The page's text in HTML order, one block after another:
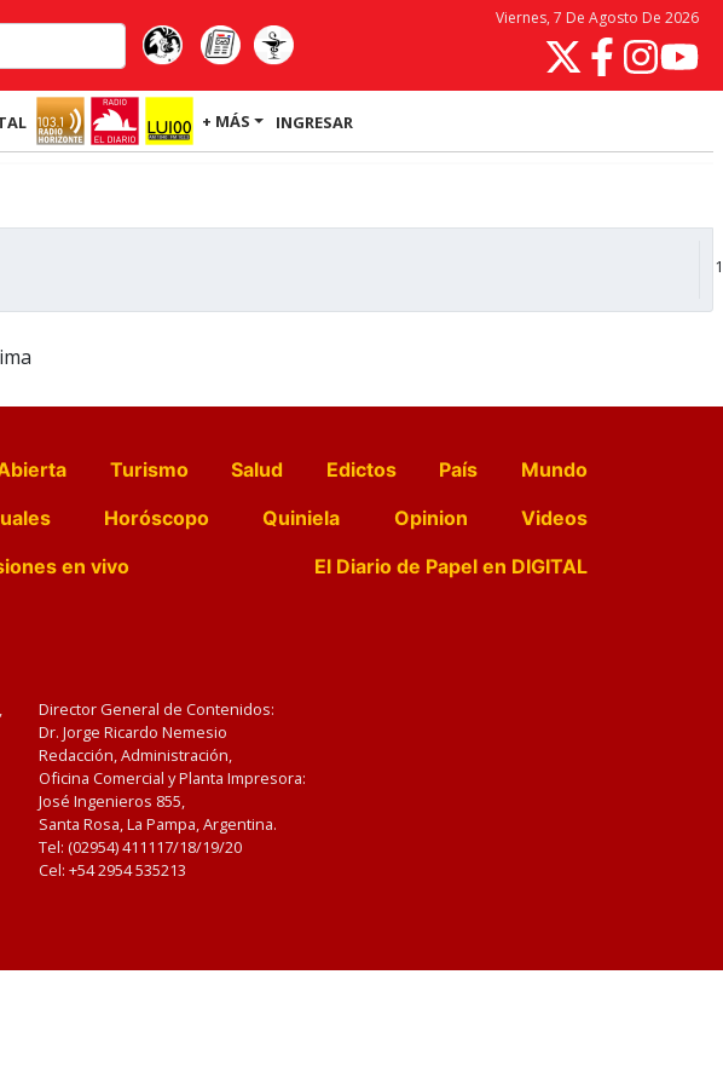
Viernes, 7 De Agosto De 2026
+ MÁS INGRESAR
Turismo Salud Edictos País
Mundo
Horóscopo Quiniela Opinion
Videos
en vivo El Diario de Papel en DIGITAL
Director General de Contenidos:
Dr. Jorge Ricardo Nemesio
Redacción, Administración,
Oficina Comercial y Planta Impresora:
José Ingenieros 855,
Santa Rosa, La Pampa, Argentina.
Tel: (02954) 411117/18/19/20
Cel: +54 2954 535213